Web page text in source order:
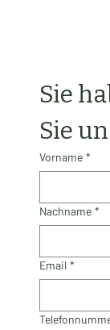
Sie
Sie
Vorname *
Nachname *
Email *